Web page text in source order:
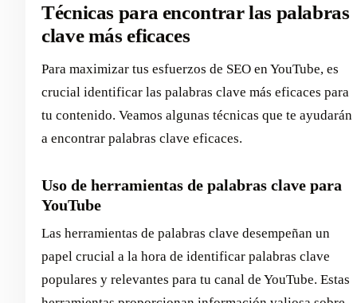
Técnicas para encontrar las palabras
clave más eficaces
Para maximizar tus esfuerzos de SEO en YouTube, es
crucial identificar las palabras clave más eficaces para
tu contenido. Veamos algunas técnicas que te ayudarán
a encontrar palabras clave eficaces.
Uso de herramientas de palabras clave para
YouTube
Las herramientas de palabras clave desempeñan un
papel crucial a la hora de identificar palabras clave
populares y relevantes para tu canal de YouTube. Estas